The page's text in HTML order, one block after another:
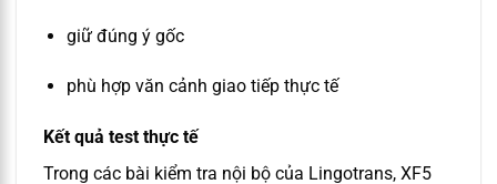
giữ đúng ý gốc
phù hợp văn cảnh giao tiếp thực tế
Kết quả test thực tế
Trong các bài kiểm tra nội bộ của Lingotrans, XF5